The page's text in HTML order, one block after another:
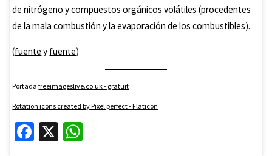
de nitrógeno y compuestos orgánicos volátiles (procedentes
de la mala combustión y la evaporación de los combustibles).
(fuente y fuente)
Portadafreeimageslive.co.uk - gratuit
Rotation icons created by Pixel perfect - Flaticon
Fa X